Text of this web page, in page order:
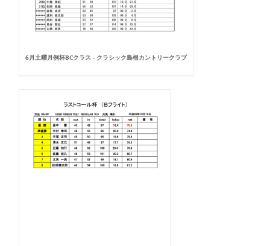
6月土曜月例杯BCクラス - クラシック島根カントリークラブ